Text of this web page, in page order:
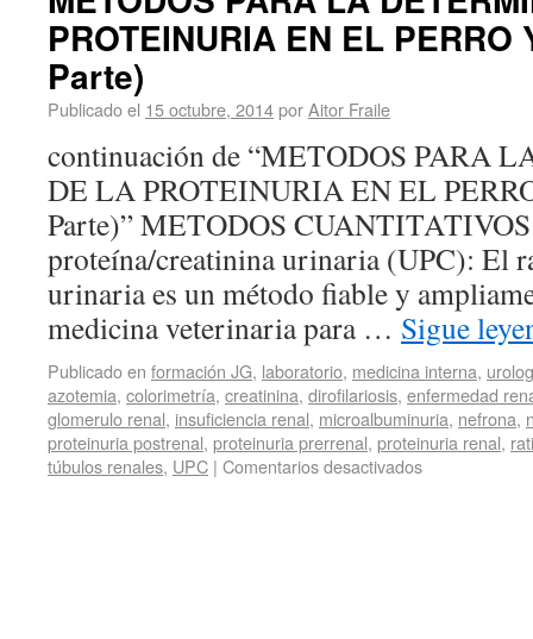
PROTEINURIA EN EL PERRO
Parte)
Publicado el 15 octubre, 2014porAitor Fraile
continuación de “METODOS PARA
DE LA PROTEINURIA EN EL
Parte)” METODOS
proteína/creatinina urinaria (UPC): El
urinaria es un método fiable y
medicina veterinaria para … Sigue
Publicado en formación JG, laboratorio, medicina interna,
azotemia, colorimetría, creatinina, dirofilariosis, enfermedad
glomerulo renal, insuficiencia renal, microalbuminuria, nefrona,
proteinuria postrenal, proteinuria prerrenal, proteinuria renal,
túbulos renales, UPC | Comentarios desactivados